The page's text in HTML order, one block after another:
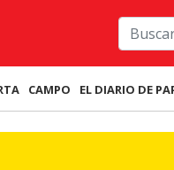
CAMPO EL DIARIO DE